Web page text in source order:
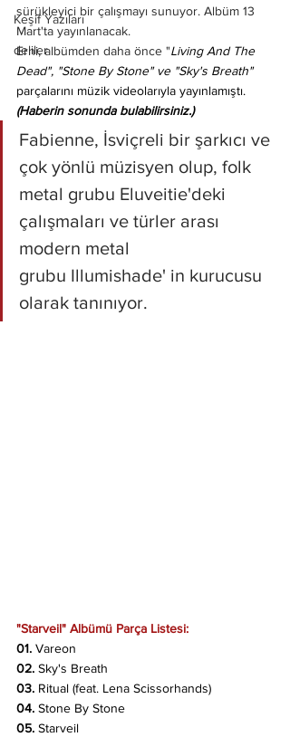
Keşif Yazıları
deliler
sürükleyici bir çalışmayı sunuyor. Albüm 13
Mart'ta yayınlanacak.
Erni, albümden daha önce "Living And The
Dead", "Stone By Stone" ve "Sky's Breath"
parçalarını müzik videolarıyla yayınlamıştı.
(Haberin sonunda bulabilirsiniz.)
Fabienne, İsviçreli bir şarkıcı ve
çok yönlü müzisyen olup, folk
metal grubu Eluveitie'deki
çalışmaları ve türler arası
modern metal
grubu Illumishade' in kurucusu
olarak tanınıyor.
"Starveil" Albümü Parça Listesi:
01. Vareon
02. Sky's Breath
03. Ritual (feat. Lena Scissorhands)
04. Stone By Stone
05. Starveil